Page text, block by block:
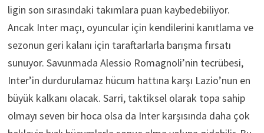
ligin son sırasındaki takımlara puan kaybedebiliyor.
Ancak Inter maçı, oyuncular için kendilerini kanıtlama ve
sezonun geri kalanı için taraftarlarla barışma fırsatı
sunuyor. Savunmada Alessio Romagnoli’nin tecrübesi,
Inter’in durdurulamaz hücum hattına karşı Lazio’nun en
büyük kalkanı olacak. Sarri, taktiksel olarak topa sahip
olmayı seven bir hoca olsa da Inter karşısında daha çok